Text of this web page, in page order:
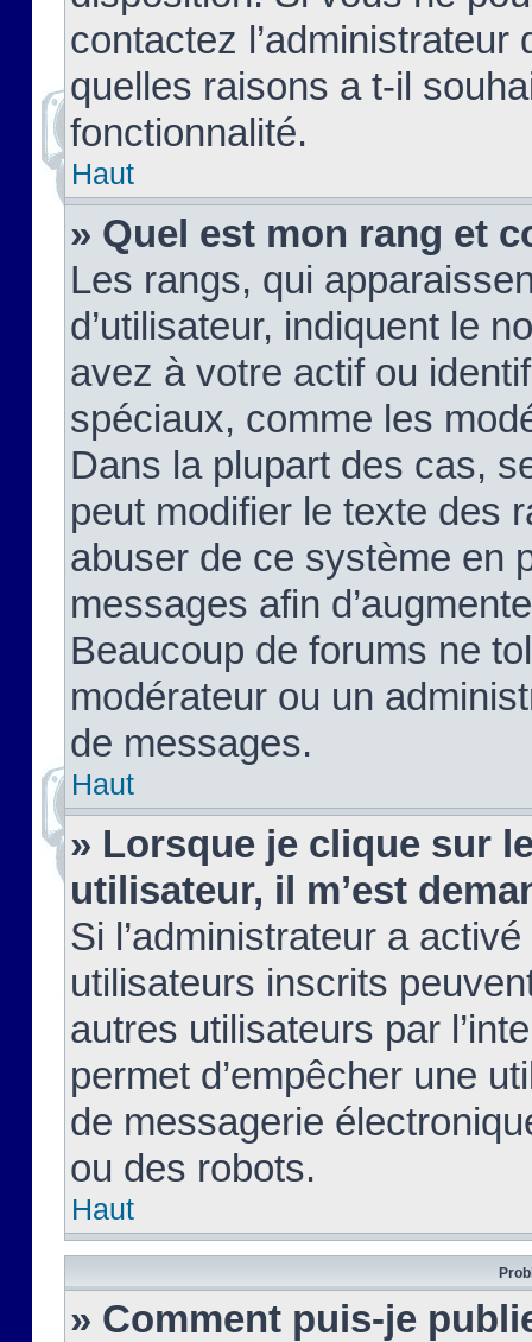
contactez
quelles raisons a t-il
fonctionnalité.
Haut
» Quel est mon rang et
Les rangs, qui
d’utilisateur, indiquent le
avez à votre actif ou
spéciaux, comme les
Dans la plupart des cas,
peut modifier le texte des
abuser de ce système en
messages afin
Beaucoup de forums ne
modérateur ou un
de messages.
Haut
» Lorsque je clique sur
utilisateur, il m’est
Si l’administrateur a
utilisateurs inscrits
autres utilisateurs par
permet d’empêcher une
de messagerie
ou des robots.
Haut
» Comment puis-je